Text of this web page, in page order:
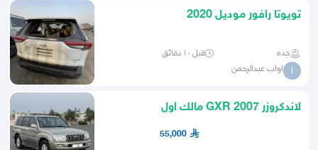
تويوتا رافور موديل 2020
جده قبل ١٠ دقائق
ا اواب عبدالرحمن
لاندكروزر 2007 GXR مالك اول
55,000